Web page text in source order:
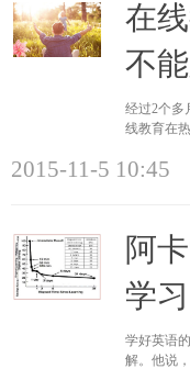
在
不
经过2个多
线教育在
2015-11-5 10:45
阿
学习
学好英语
解。他说